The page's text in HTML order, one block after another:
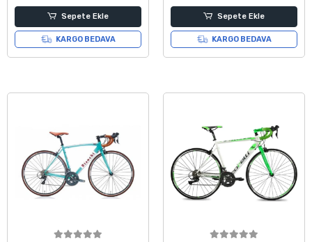
Sepete Ekle
KARGO BEDAVA
Sepete Ekle
KARGO BEDAVA